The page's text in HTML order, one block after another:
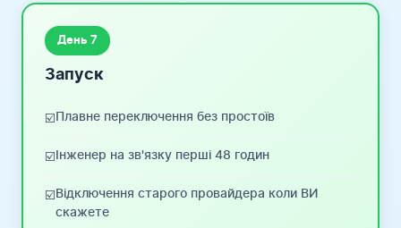
День 7
Запуск
☑️Плавне переключення без простоїв
☑️Інженер на зв'язку перші 48 годин
☑️Відключення старого провайдера коли ВИ
скажете